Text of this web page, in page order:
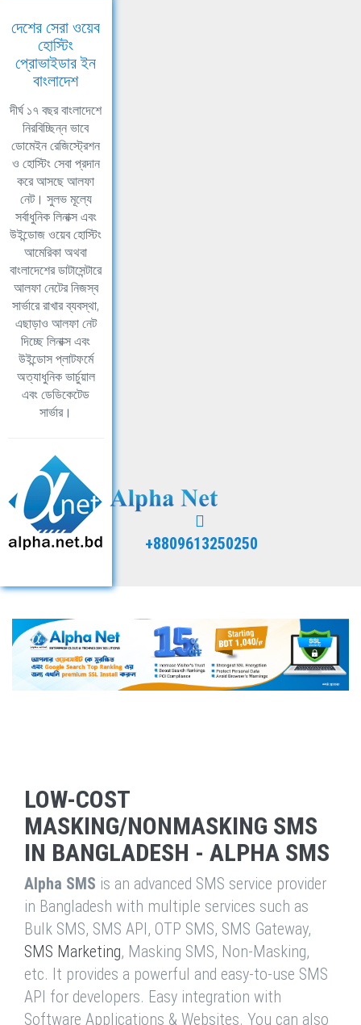
দেশের সেরা ওয়েব
হোস্টিং
প্রোভাইডার ইন
বাংলাদেশ
দীর্ঘ ১৭ বছর বাংলাদেশে
নিরবিচ্ছিন্ন ভাবে
ডোমেইন রেজিস্ট্রেশন
ও হোস্টিং সেবা প্রদান
করে আসছে আলফা
নেট। সুলভ মূল্যে
সর্বাধুনিক লিনাক্স এবং
উইন্ডোজ ওয়েব হোস্টিং
আমেরিকা অথবা
বাংলাদেশের ডাটাসেন্টারে
আলফা নেটের নিজস্ব
সার্ভারে রাখার ব্যবস্থা,
এছাড়াও আলফা নেট
দিচ্ছে লিনাক্স এবং
উইন্ডোস প্লাটফর্মে
অত্যাধুনিক ভার্চুয়াল
এবং ডেডিকেটেড
সার্ভার।
+8809613250250
LOW-COST
MASKING/NONMASKING SMS
IN BANGLADESH - ALPHA SMS
Alpha SMS is an advanced SMS service provider
in Bangladesh with multiple services such as
Bulk SMS, SMS API, OTP SMS, SMS Gateway,
SMS Marketing, Masking SMS, Non-Masking,
etc. It provides a powerful and easy-to-use SMS
API for developers. Easy integration with
Software Applications & Websites. You can also